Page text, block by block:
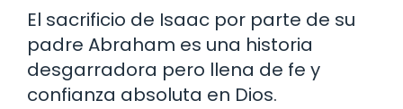
El sacrificio de Isaac por parte de su
padre Abraham es una historia
desgarradora pero llena de fe y
confianza absoluta en Dios.